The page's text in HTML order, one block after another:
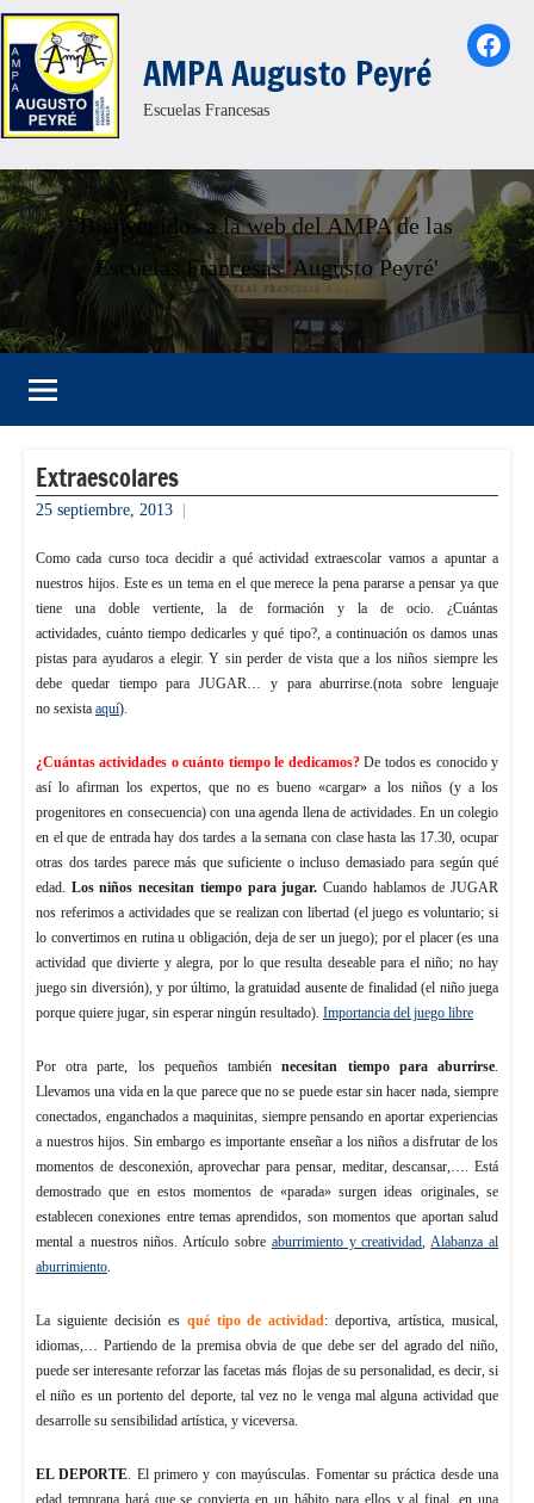
Saltar
al
contenido
AMPA Augusto Peyré
Escuelas Francesas
Bienvenidos a la web del AMPA de las
Escuelas Francesas 'Augusto Peyré'
Extraescolares
25 septiembre, 2013
informacion
Como cada curso toca decidir a qué actividad extraescolar vamos a apuntar a
nuestros hijos. Este es un tema en el que merece la pena pararse a pensar ya que
tiene una doble vertiente, la de formación y la de ocio. ¿Cuántas
actividades, cuánto tiempo dedicarles y qué tipo?, a continuación os damos unas
pistas para ayudaros a elegir. Y sin perder de vista que a los niños siempre les
debe quedar tiempo para JUGAR… y para aburrirse.(nota sobre lenguaje
no sexista aquí).
¿Cuántas actividades o cuánto tiempo le dedicamos?De todos es conocido y
así lo afirman los expertos, que no es bueno «cargar» a los niños (y a los
progenitores en consecuencia) con una agenda llena de actividades. En un colegio
en el que de entrada hay dos tardes a la semana con clase hasta las 17.30, ocupar
otras dos tardes parece más que suficiente o incluso demasiado para según qué
edad. Los niños necesitan tiempo para jugar. Cuando hablamos de JUGAR
nos referimos a actividades que se realizan con libertad (el juego es voluntario; si
lo convertimos en rutina u obligación, deja de ser un juego); por el placer (es una
actividad que divierte y alegra, por lo que resulta deseable para el niño; no hay
juego sin diversión), y por último, la gratuidad ausente de finalidad (el niño juega
porque quiere jugar, sin esperar ningún resultado). Importancia del juego libre
Por otra parte, los pequeños tambiénnecesitan tiempo para aburrirse.
Llevamos una vida en la que parece que no se puede estar sin hacer nada, siempre
conectados, enganchados a maquinitas, siempre pensando en aportar experiencias
a nuestros hijos. Sin embargo es importante enseñar a los niños a disfrutar de los
momentos de desconexión, aprovechar para pensar, meditar, descansar,…. Está
demostrado que en estos momentos de «parada» surgen ideas originales, se
establecen conexiones entre temas aprendidos, son momentos que aportan salud
mental a nuestros niños. Artículo sobre aburrimiento y creatividad,Alabanza al
aburrimiento.
La siguiente decisión es qué tipo de actividad: deportiva, artística, musical,
idiomas,… Partiendo de la premisa obvia de que debe ser del agrado del niño,
puede ser interesante reforzar las facetas más flojas de su personalidad, es decir, si
el niño es un portento del deporte, tal vez no le venga mal alguna actividad que
desarrolle su sensibilidad artística, y viceversa.
EL DEPORTE. El primero y con mayúsculas. Fomentar su práctica desde una
edad temprana hará que se convierta en un hábito para ellos y al final, en una